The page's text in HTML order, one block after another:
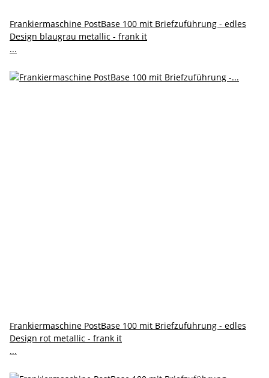
Frankiermaschine PostBase 100 mit Briefzuführung - edles
Design blaugrau metallic - frank it
...
Frankiermaschine PostBase 100 mit Briefzuführung - edles
Design rot metallic - frank it
...